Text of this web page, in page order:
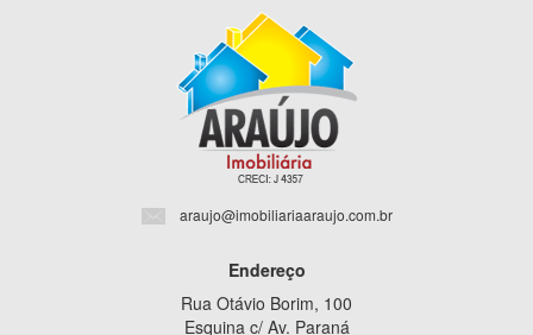
araujo@imobiliariaaraujo.com.br
Endereço
Rua Otávio Borim, 100
Esquina c/ Av. Paraná